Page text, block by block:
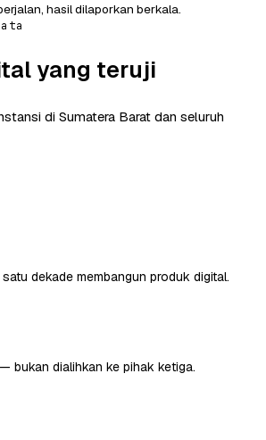
hasil dilaporkan berkala.
yang teruji
di Sumatera Barat dan seluruh
dekade membangun produk digital.
bukan dialihkan ke pihak ketiga.